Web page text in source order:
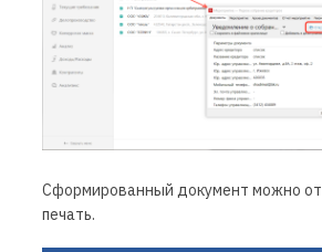
Сформированный документ можно
печать.